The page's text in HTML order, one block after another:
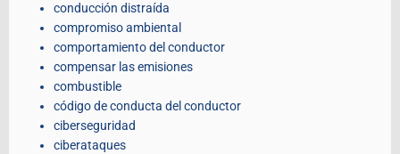
conducción distraída
compromiso ambiental
comportamiento del conductor
compensar las emisiones
combustible
código de conducta del conductor
ciberseguridad
ciberataques